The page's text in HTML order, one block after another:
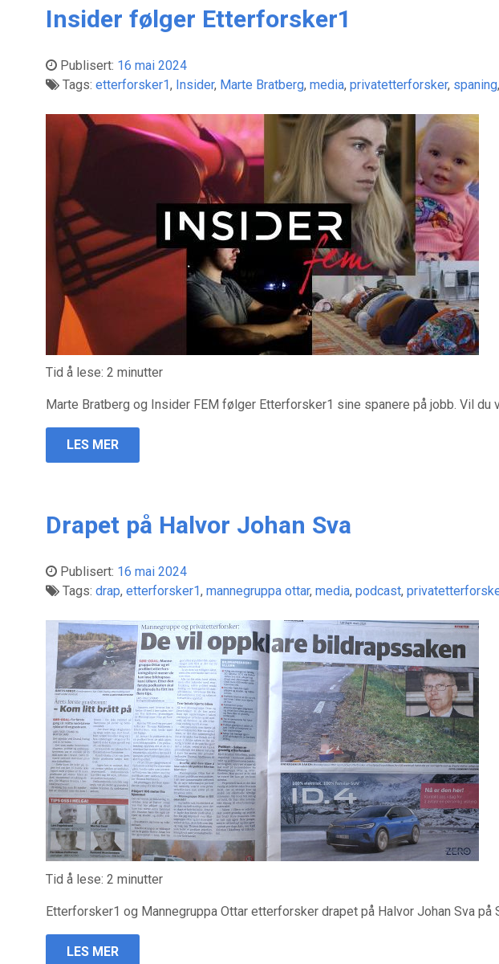
Insider følger Etterforsker1
Publisert: 16 mai 2024
Tags: etterforsker1, Insider, Marte Bratberg, media, privatetterforsker, spaning,
Tid å lese: 2 minutter
Marte Bratberg og Insider FEM følger Etterforsker1 sine spanere på jobb. Vil
LES MER
Drapet på Halvor Johan Sva
Publisert: 16 mai 2024
Tags: drap, etterforsker1, mannegruppa ottar, media, podcast,
Tid å lese: 2 minutter
Etterforsker1 og Mannegruppa Ottar etterforsker drapet på Halvor Johan Sva
LES MER